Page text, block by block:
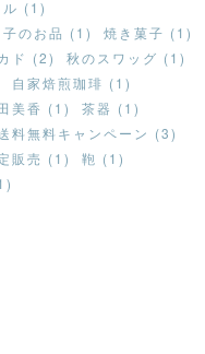
ル (1)
のお品 (1)
焼き菓子 (1)
ド (2)
秋のスワッグ (1)
自家焙煎珈琲 (1)
美香 (1)
茶器 (1)
料無料キャンペーン (3)
販売 (1)
鞄 (1)